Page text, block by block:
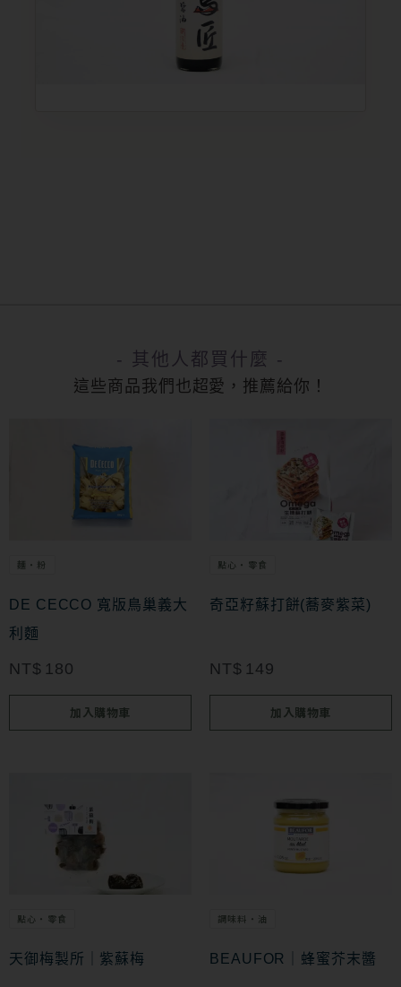
- 其他人都買什麼 -
這些商品我們也超愛，推薦給你！
麵・粉
DE CECCO 寬版鳥巢義大
利麵
NT$ 180
加入購物車
點心・零食
奇亞籽蘇打餅(蕎麥紫菜)
NT$ 149
加入購物車
點心・零食
天御梅製所｜紫蘇梅
調味料・油
BEAUFOR｜蜂蜜芥末醬